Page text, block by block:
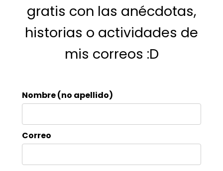
gratis con las anécdotas,
historias o actividades de
mis correos :D
Nombre (no apellido)
Correo